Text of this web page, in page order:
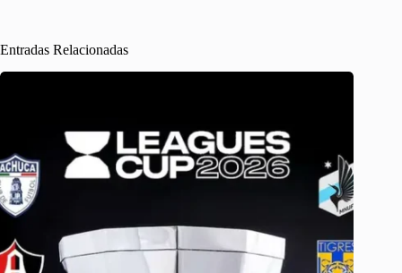
Entradas Relacionadas